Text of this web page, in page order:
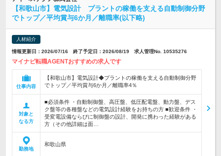
【和歌山市】電気設計 プラントの稼働を支える自動制御分野
でトップ／平均賞与6か月／離職率(以下略)
人材紹介
情報更新日：2026/07/16 終了予定日：2026/08/19 求人管理No. 10535276
マイナビ転職AGENTおすすめの求人です
仕事内容
【和歌山市】電気設計◆プラントの稼働を支える自動制御分野
でトップ／平均賞与6か月／離職率4％
対象と
なる方
■必須条件 ・自動制御盤、高圧盤、低圧配電盤、動力盤、デス
ク盤等の各種盤などの電気設計経験をお持ちの方 ■歓迎条件 ・
受変電設備ならびに制御盤の設計、開発に携わった経験がある
方（その他詳細は面…
勤務地
和歌山県